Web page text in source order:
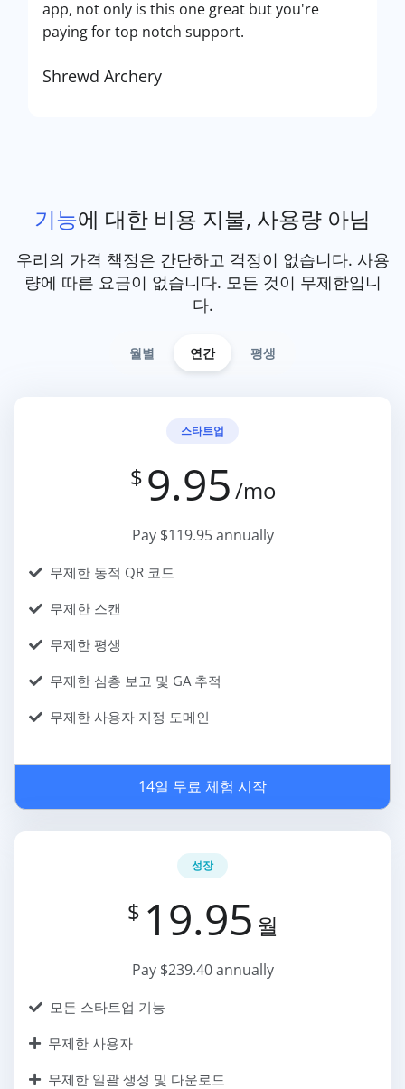
app, not only is this one great but you're
paying for top notch support.
Shrewd Archery
기능에 대한 비용 지불, 사용량 아님
우리의 가격 책정은 간단하고 걱정이 없습니다. 사용
량에 따른 요금이 없습니다. 모든 것이 무제한입니
다.
월별 연간 평생
스타트업
$ 9.95/mo
Pay $119.95 annually
무제한 동적 QR 코드
무제한 스캔
무제한 평생
무제한 심층 보고 및 GA 추적
무제한 사용자 지정 도메인
14일 무료 체험 시작
성장
$ 19.95 월
Pay $239.40 annually
모든 스타트업 기능
무제한 사용자
무제한 일괄 생성 및 다운로드